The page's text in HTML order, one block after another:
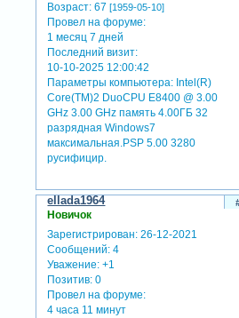
Возраст: 67[1959-05-10]
Провел на форуме:
1 месяц 7 дней
Последний визит:
10-10-2025 12:00:42
Параметры компьютера: Intel(R)
Core(TM)2 DuoCPU E8400 @ 3.00
GHz 3.00 GHz память 4.00ГБ 32
разрядная Windows7
максимальная.PSP 5.00 3280
русифицир.
ellada1964
Новичок
Зарегистрирован: 26-12-2021
Сообщений: 4
Уважение: +1
Позитив: 0
Провел на форуме:
4 часа 11 минут